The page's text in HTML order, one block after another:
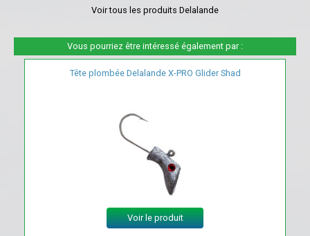
Voir tous les produits Delalande
Vous pourriez être intéressé également par :
Tête plombée Delalande X-PRO Glider Shad
Voir le produit